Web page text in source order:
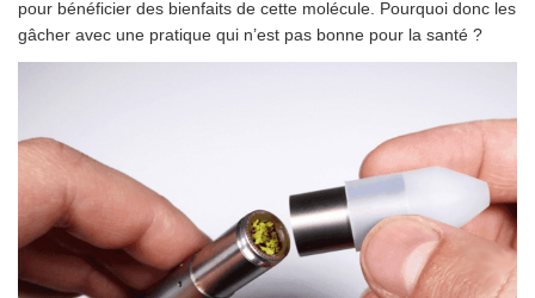
pour bénéficier des bienfaits de cette molécule. Pourquoi donc les
gâcher avec une pratique qui n’est pas bonne pour la santé ?